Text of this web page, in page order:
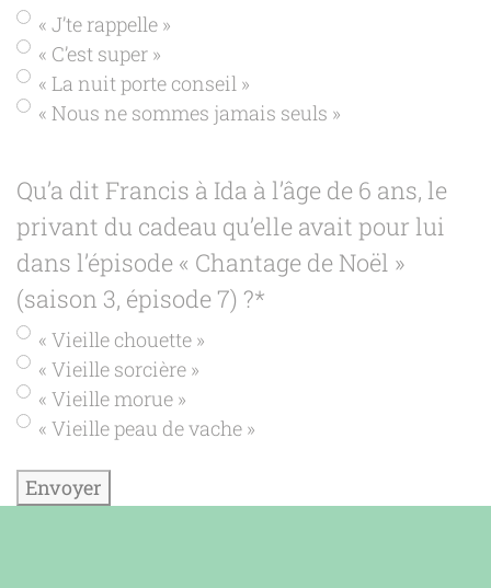
« J’te rappelle »
« C’est super »
« La nuit porte conseil »
« Nous ne sommes jamais seuls »
Qu’a dit Francis à Ida à l’âge de 6 ans, le
privant du cadeau qu’elle avait pour lui
dans l’épisode « Chantage de Noël »
(saison 3, épisode 7) ?*
« Vieille chouette »
« Vieille sorcière »
« Vieille morue »
« Vieille peau de vache »
Envoyer